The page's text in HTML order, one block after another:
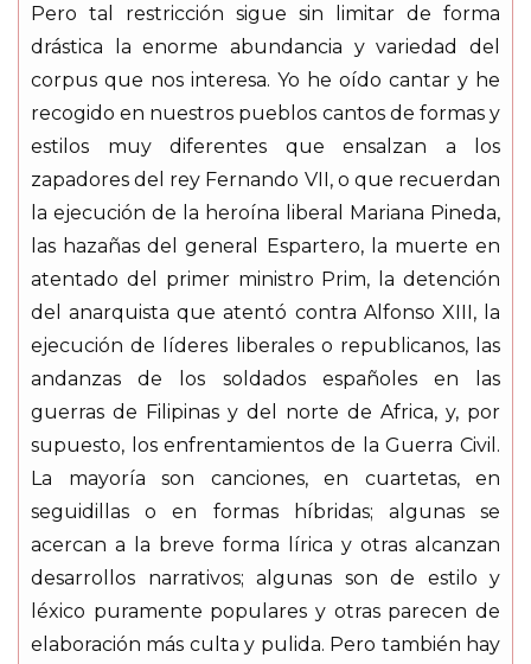
Pero tal restricción sigue sin limitar de forma
drástica la enorme abundancia y variedad del
corpus que nos interesa. Yo he oído cantar y he
recogido en nuestros pueblos cantos de formas y
estilos muy diferentes que ensalzan a los
zapadores del rey Fernando VII, o que recuerdan
la ejecución de la heroína liberal Mariana Pineda,
las hazañas del general Espartero, la muerte en
atentado del primer ministro Prim, la detención
del anarquista que atentó contra Alfonso XIII, la
ejecución de líderes liberales o republicanos, las
andanzas de los soldados españoles en las
guerras de Filipinas y del norte de Africa, y, por
supuesto, los enfrentamientos de la Guerra Civil.
La mayoría son canciones, en cuartetas, en
seguidillas o en formas híbridas; algunas se
acercan a la breve forma lírica y otras alcanzan
desarrollos narrativos; algunas son de estilo y
léxico puramente populares y otras parecen de
elaboración más culta y pulida. Pero también hay